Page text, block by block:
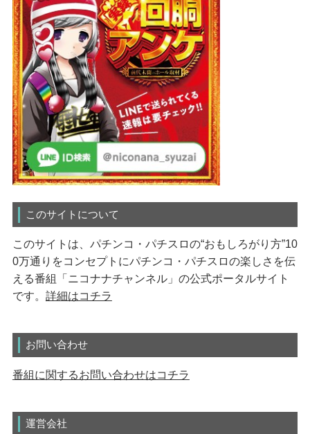
このサイトについて
このサイトは、パチンコ・パチスロの“おもしろがり方”10
0万通りをコンセプトにパチンコ・パチスロの楽しさを伝
える番組「ニコナナチャンネル」の公式ポータルサイト
です。 詳細はコチラ
お問い合わせ
番組に関するお問い合わせはコチラ
運営会社